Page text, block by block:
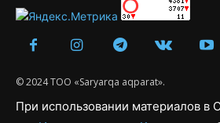
© 2024 ТОО «Saryarqa aqparat».
При использовании материалов в